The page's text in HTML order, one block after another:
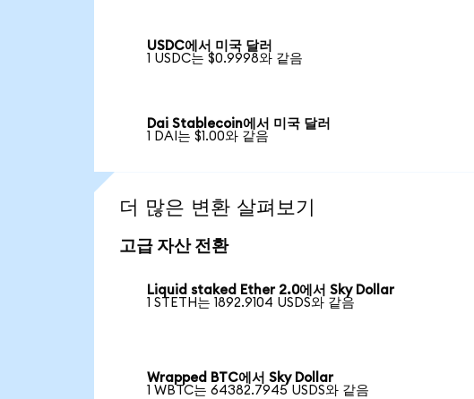
USDC에서 미국 달러
1 USDC는 $0.9998와 같음
Dai Stablecoin에서 미국 달러
1 DAI는 $1.00와 같음
더 많은 변환 살펴보기
고급 자산 전환
Liquid staked Ether 2.0에서 Sky Dollar
1 STETH는 1892.9104 USDS와 같음
Wrapped BTC에서 Sky Dollar
1 WBTC는 64382.7945 USDS와 같음